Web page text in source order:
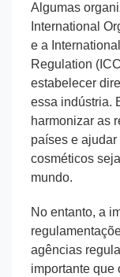
Algumas
International
e a
Regulation
estabelecer
essa indústria.
harmonizar as
países e
cosméticos
mundo.
No entanto, a
agências
importante que